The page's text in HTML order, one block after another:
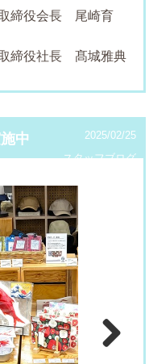
尾崎育
髙城雅典
中
2025/02/25
スタッフブログ